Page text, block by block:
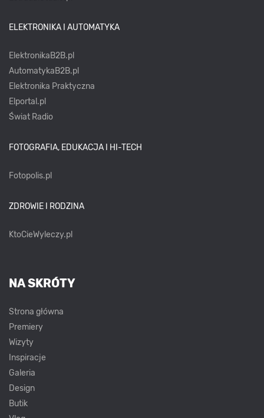
ELEKTRONIKA I AUTOMATYKA
ElektronikaB2B.pl
AutomatykaB2B.pl
Elektronika Praktyczna
Elportal.pl
Świat Radio
FOTOGRAFIA, EDUKACJA I HI-TECH
Fotopolis.pl
ZDROWIE I RODZINA
KtoCieWyleczy.pl
NA SKRÓTY
Strona główna
Premiery
Wizyty
Inspiracje
Galeria
Design
Butik